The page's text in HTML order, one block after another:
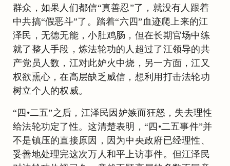
群众，如果人们都信“真善忍”了，就没有人跟着
中共搞“假恶斗”了。踏着“六四”血迹爬上来的江
泽民，无德无能，小肚鸡肠，但在长期官场中练
就了整人手段，炼法轮功的人超过了江领导的共
产党员人数，江对此妒火中烧，另一方面，江又
权欲熏心，在高层缺乏威信，想利用打击法轮功
树立个人的权威。
“四•二五”之后，江泽民因妒嫉而狂怒，失去理性
给法轮功定了性。这清楚表明，“四•二五事件”并
不是镇压的直接原因，因为中央政府已经理性、
妥善地处理完这次万人和平上访事件。但江泽民